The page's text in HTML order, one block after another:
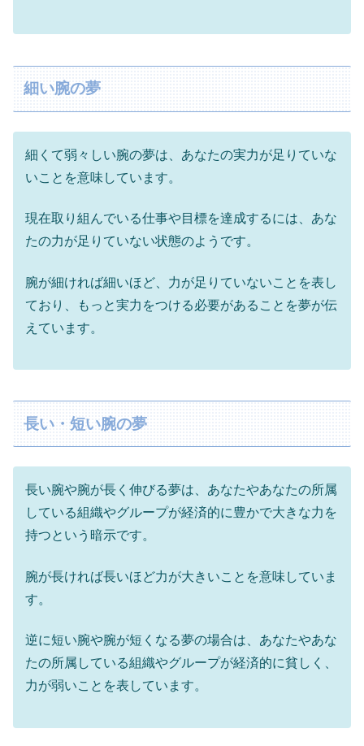
細い腕の夢
細くて弱々しい腕の夢は、あなたの実力が足りていな
いことを意味しています。
現在取り組んでいる仕事や目標を達成するには、あな
たの力が足りていない状態のようです。
腕が細ければ細いほど、力が足りていないことを表し
ており、もっと実力をつける必要があることを夢が伝
えています。
長い・短い腕の夢
長い腕や腕が長く伸びる夢は、あなたやあなたの所属
している組織やグループが経済的に豊かで大きな力を
持つという暗示です。
腕が長ければ長いほど力が大きいことを意味していま
す。
逆に短い腕や腕が短くなる夢の場合は、あなたやあな
たの所属している組織やグループが経済的に貧しく、
力が弱いことを表しています。